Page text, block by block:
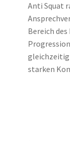
Anti Squat
Bereich
gleichzeitig
starken